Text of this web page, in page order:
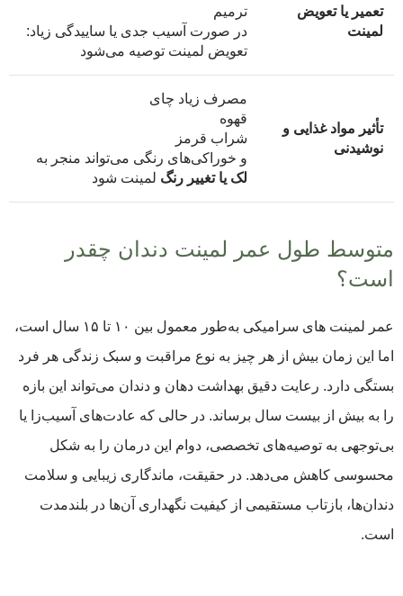
تعمیر یا تعویض
لمینت
ترمیم
در صورت آسیب جدی یا ساییدگی زیاد:
تعویض لمینت توصیه می‌شود
تأثیر مواد غذایی و
نوشیدنی
مصرف زیاد چای
قهوه
شراب قرمز
و خوراکی‌های رنگی می‌تواند منجر به
لک یا تغییر رنگ لمینت شود
متوسط طول عمر لمینت دندان چقدر
است؟
عمر لمینت‌ های سرامیکی به‌طور معمول بین ۱۰ تا ۱۵ سال است،
اما این زمان بیش از هر چیز به نوع مراقبت و سبک زندگی هر فرد
بستگی دارد. رعایت دقیق بهداشت دهان و دندان می‌تواند این بازه
را به بیش از بیست سال برساند. در حالی که عادت‌های آسیب‌زا یا
بی‌توجهی به توصیه‌های تخصصی، دوام این درمان را به شکل
محسوسی کاهش می‌دهد. در حقیقت، ماندگاری زیبایی و سلامت
دندان‌ها، بازتاب مستقیمی از کیفیت نگهداری آن‌ها در بلندمدت
است.